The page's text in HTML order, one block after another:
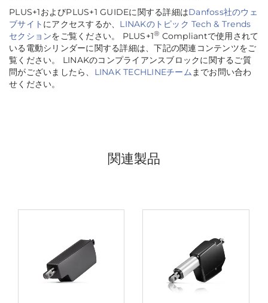
PLUS+1およびPLUS+1 GUIDEに関する詳細はDanfoss社のウェ
ブサイト にアクセスするか、 LINAKのトピック Tech & Trends
セクションをご覧ください。 PLUS+1® Compliantで使用されて
いる電動シリンダーに関する詳細は、下記の関連コンテンツをご
覧ください。 LINAKのコンプライアンスブロックに関するご質
問がございましたら、 LINAK TECHLINEチームまでお問い合わ
せください。
関連製品